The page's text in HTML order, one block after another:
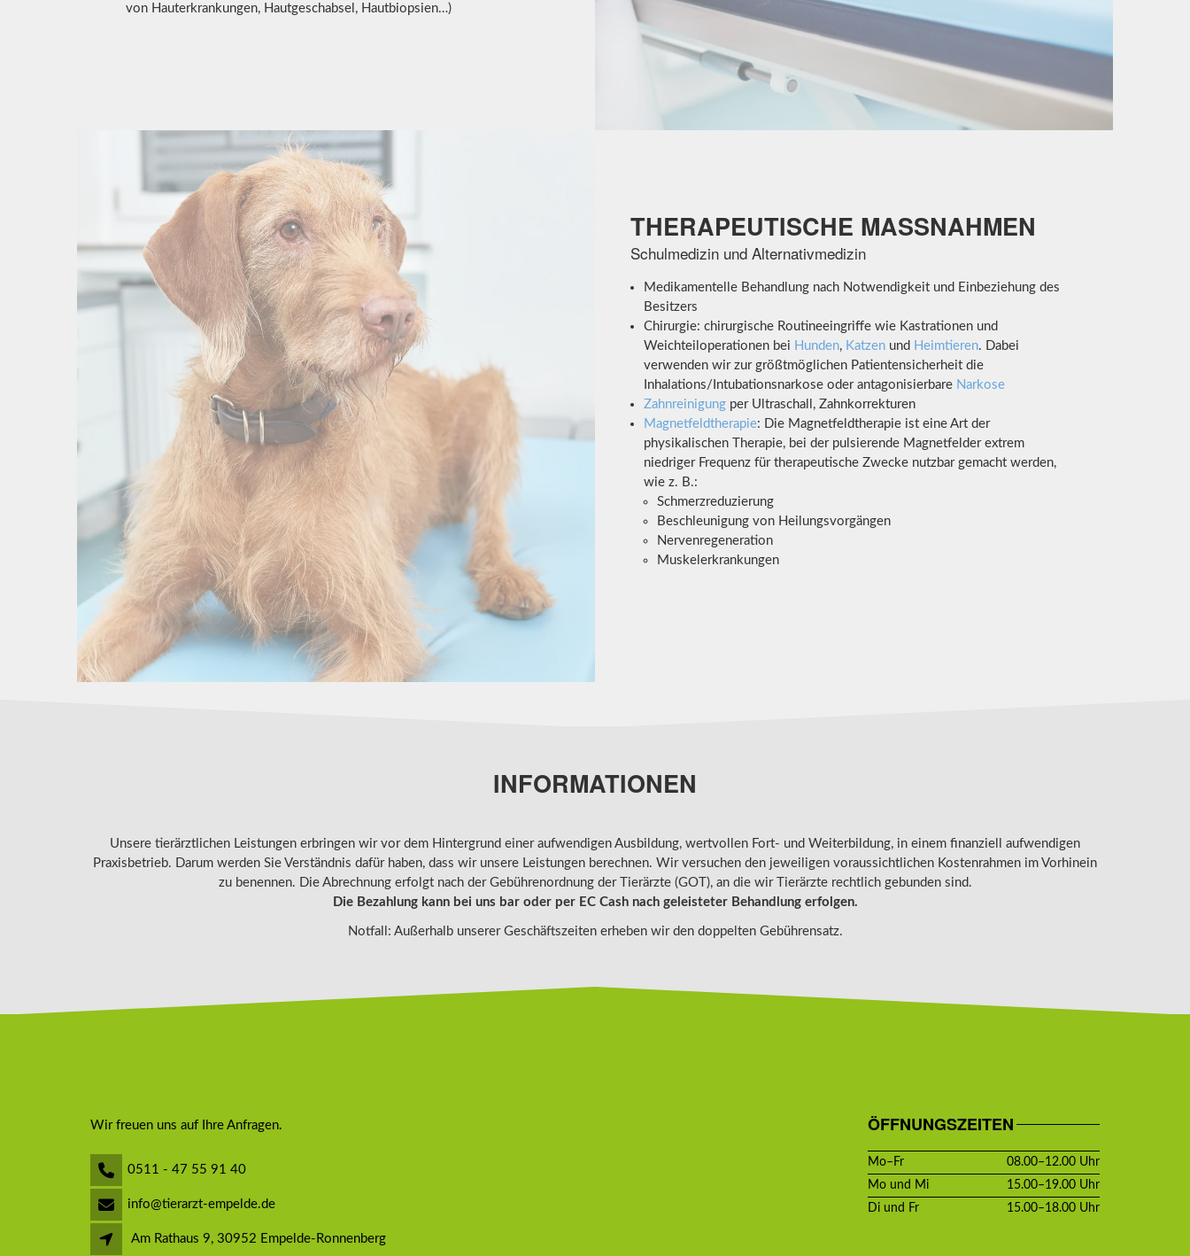
von Hauterkrankungen, Hautgeschabsel, Hautbiopsien…)
THERAPEUTISCHE MASSNAHMEN
Schulmedizin und Alternativmedizin
Medikamentelle Behandlung nach Notwendigkeit und Einbeziehung des
Besitzers
Chirurgie: chirurgische Routineeingriffe wie Kastrationen und
Weichteiloperationen bei Hunden, Katzen und Heimtieren. Dabei
verwenden wir zur größtmöglichen Patientensicherheit die
Inhalations/Intubationsnarkose oder antagonisierbare Narkose
Zahnreinigung per Ultraschall, Zahnkorrekturen
Magnetfeldtherapie: Die Magnetfeldtherapie ist eine Art der
physikalischen Therapie, bei der pulsierende Magnetfelder extrem
niedriger Frequenz für therapeutische Zwecke nutzbar gemacht werden,
wie z. B.:
Schmerzreduzierung
Beschleunigung von Heilungsvorgängen
Nervenregeneration
Muskelerkrankungen
INFORMATIONEN
Unsere tierärztlichen Leistungen erbringen wir vor dem Hintergrund einer aufwendigen Ausbildung, wertvollen Fort- und Weiterbildung, in einem finanziell aufwendigen
Praxisbetrieb. Darum werden Sie Verständnis dafür haben, dass wir unsere Leistungen berechnen. Wir versuchen den jeweiligen voraussichtlichen Kostenrahmen im Vorhinein
zu benennen. Die Abrechnung erfolgt nach der Gebührenordnung der Tierärzte (GOT), an die wir Tierärzte rechtlich gebunden sind.
Die Bezahlung kann bei uns bar oder per EC Cash nach geleisteter Behandlung erfolgen.
Notfall: Außerhalb unserer Geschäftszeiten erheben wir den doppelten Gebührensatz.
Wir freuen uns auf Ihre Anfragen.
0511 - 47 55 91 40
info@tierarzt-empelde.de
Am Rathaus 9, 30952 Empelde-Ronnenberg
ÖFFNUNGSZEITEN
Mo–Fr
08.00–12.00 Uhr
Mo und Mi
15.00–19.00 Uhr
Di und Fr
15.00–18.00 Uhr